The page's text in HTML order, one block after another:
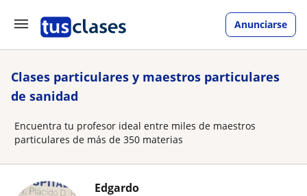
Anunciarse
Clases particulares y maestros particulares
de sanidad
Encuentra tu profesor ideal entre miles de maestros
particulares de más de 350 materias
Edgardo